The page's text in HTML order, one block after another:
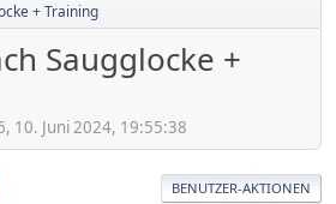
+ Training
Saugglocke +
10. Juni 2024, 19:55:38
BENUTZER-AKTIONEN